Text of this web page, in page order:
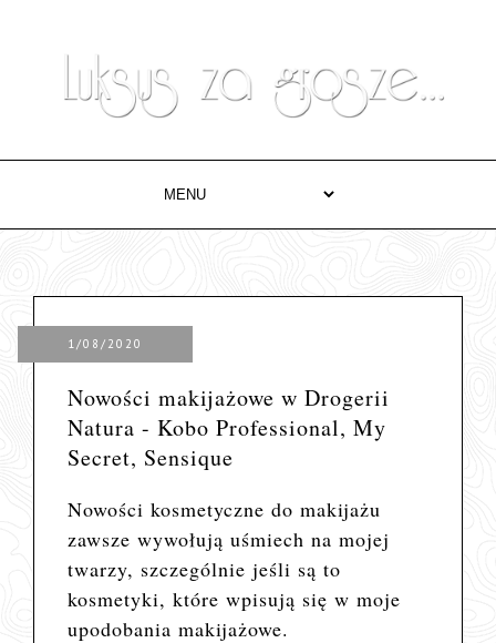
1/08/2020
Nowości makijażowe w Drogerii
Natura - Kobo Professional, My
Secret, Sensique
Nowości kosmetyczne do makijażu
zawsze wywołują uśmiech na mojej
twarzy, szczególnie jeśli są to
kosmetyki, które wpisują się w moje
upodobania makijażowe.